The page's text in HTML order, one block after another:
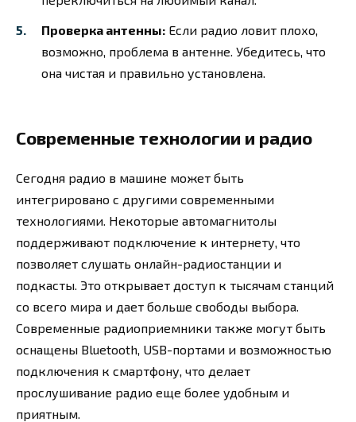
Проверка антенны: Если радио ловит плохо,
возможно, проблема в антенне. Убедитесь, что
она чистая и правильно установлена.
Современные технологии и радио
Сегодня радио в машине может быть
интегрировано с другими современными
технологиями. Некоторые автомагнитолы
поддерживают подключение к интернету, что
позволяет слушать онлайн-радиостанции и
подкасты. Это открывает доступ к тысячам станций
со всего мира и дает больше свободы выбора.
Современные радиоприемники также могут быть
оснащены Bluetooth, USB-портами и возможностью
подключения к смартфону, что делает
прослушивание радио еще более удобным и
приятным.